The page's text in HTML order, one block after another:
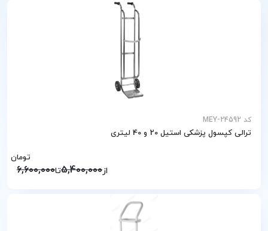
کد MEY-24592
ترالی کپسول پزشکی استیل 20 و 40 لیتری
از5,400,000تا6,600,000
تومان